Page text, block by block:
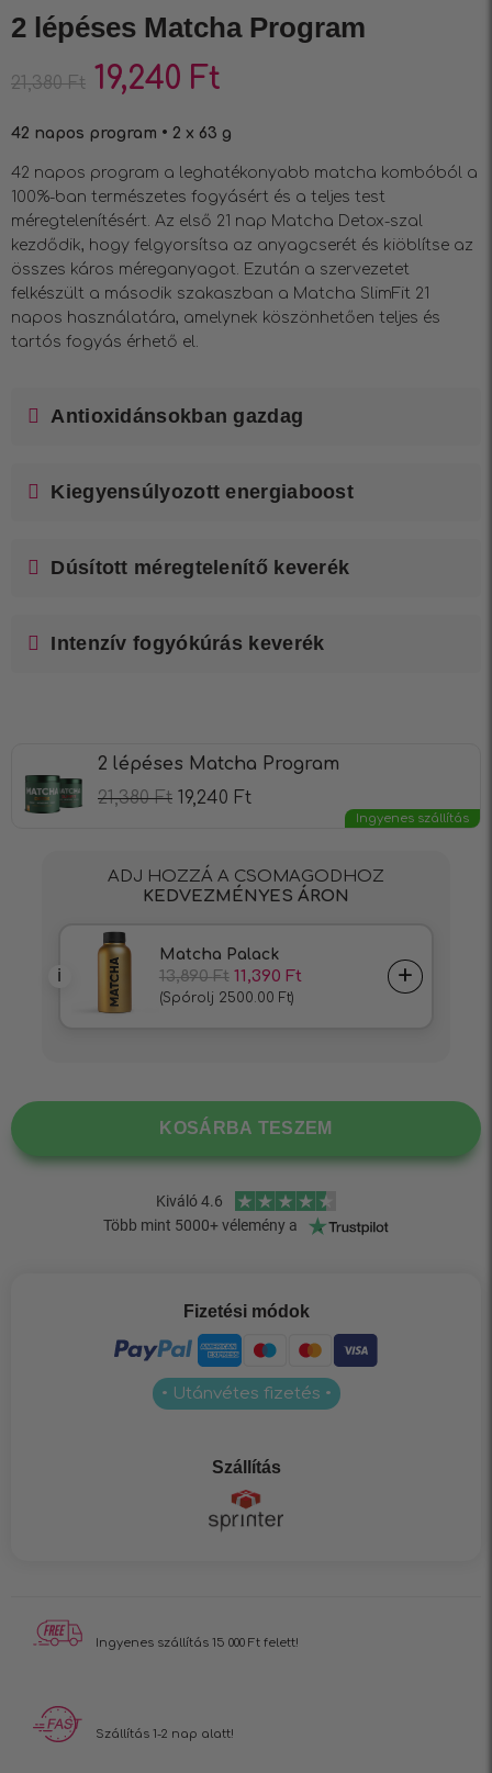
az 5-
ből,
értékelés
2 lépéses Matcha Program
21,380Ft 19,240 Ft
42 napos program • 2 x 63 g
42 napos program a leghatékonyabb matcha kombóból a
100%-ban természetes fogyásért és a teljes test
méregtelenítésért. Az első 21 nap Matcha Detox-szal
kezdődik, hogy felgyorsítsa az anyagcserét és kiöblítse az
összes káros méreganyagot. Ezután a szervezetet
felkészült a második szakaszban a Matcha SlimFit 21
napos használatára, amelynek köszönhetően teljes és
tartós fogyás érhető el.
Antioxidánsokban gazdag
Kiegyensúlyozott energiaboost
Dúsított méregtelenítő keverék
Intenzív fogyókúrás keverék
2 lépéses Matcha Program
21,380Ft 19,240 Ft
Ingyenes szállítás
KOSÁRBA TESZEM
Fizetési módok
• Utánvétes fizetés •
Szállítás
Ingyenes szállítás 15 000 Ft felett!
Szállítás 1-2 nap alatt!